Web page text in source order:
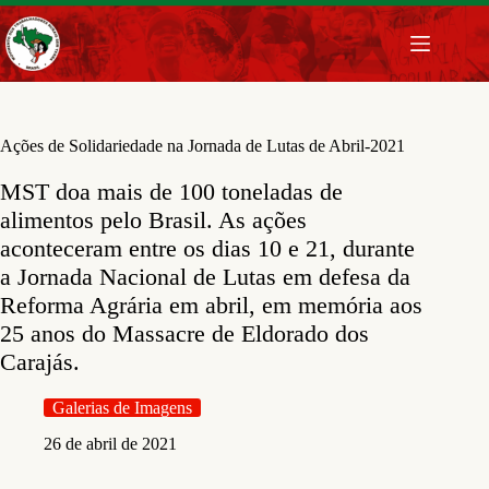
Pular
para
o
conteúdo
Ações de Solidariedade na Jornada de Lutas de Abril-2021
MST doa mais de 100 toneladas de
alimentos pelo Brasil. As ações
aconteceram entre os dias 10 e 21, durante
a Jornada Nacional de Lutas em defesa da
Reforma Agrária em abril, em memória aos
25 anos do Massacre de Eldorado dos
Carajás.
Galerias de Imagens
26 de abril de 2021